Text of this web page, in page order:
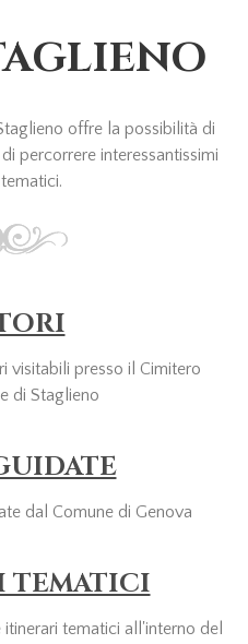
offre la possibilità di
percorrere interessantissimi
visitabili presso il Cimitero
di Staglieno
dal Comune di Genova
TEMATICI
tematici all'interno del